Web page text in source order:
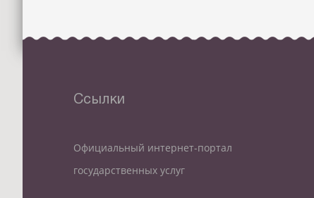
Ссылки
Официальный интернет-портал
государственных услуг